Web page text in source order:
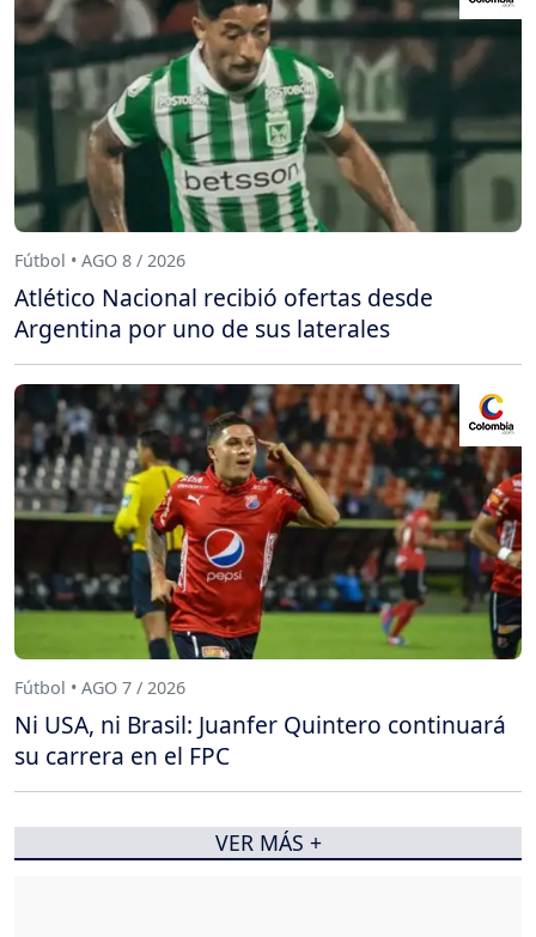
Fútbol • AGO 8 / 2026
Atlético Nacional recibió ofertas desde
Argentina por uno de sus laterales
Fútbol • AGO 7 / 2026
Ni USA, ni Brasil: Juanfer Quintero continuará
su carrera en el FPC
VER MÁS +